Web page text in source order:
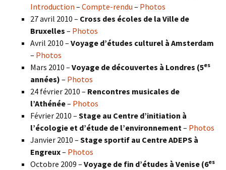
Introduction – Compte-rendu – Photos
27 avril 2010 – Cross des écoles de la Ville de
Bruxelles – Photos
Avril 2010 – Voyage d’études culturel à Amsterdam
– Photos
Mars 2010 – Voyage de découvertes à Londres (5es
années) – Photos
24 février 2010 – Rencontres musicales de
l’Athénée– Photos
Février 2010 – Stage au Centre d’initiation à
l’écologie et d’étude de l’environnement – Photos
Janvier 2010 – Stage sportif au Centre ADEPS à
Engreux– Photos
Octobre 2009 – Voyage de fin d’études à Venise (6es